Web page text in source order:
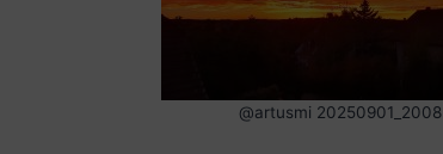
@artusmi 20250901_2008